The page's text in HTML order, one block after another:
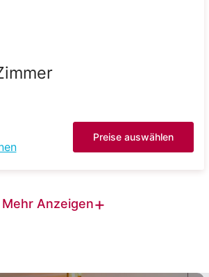
Preise auswählen
Mehr Anzeigen+